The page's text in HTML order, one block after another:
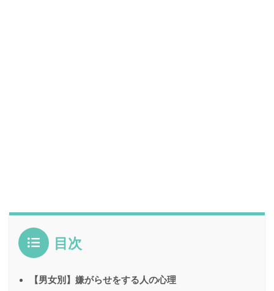
目次
【男女別】嫌がらせをする人の心理